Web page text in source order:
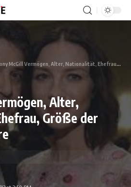
McGill Vermögen, Alter, Nationalität, Ehefrau, Größe der Kinder, Karriere
Alter,
Größe der